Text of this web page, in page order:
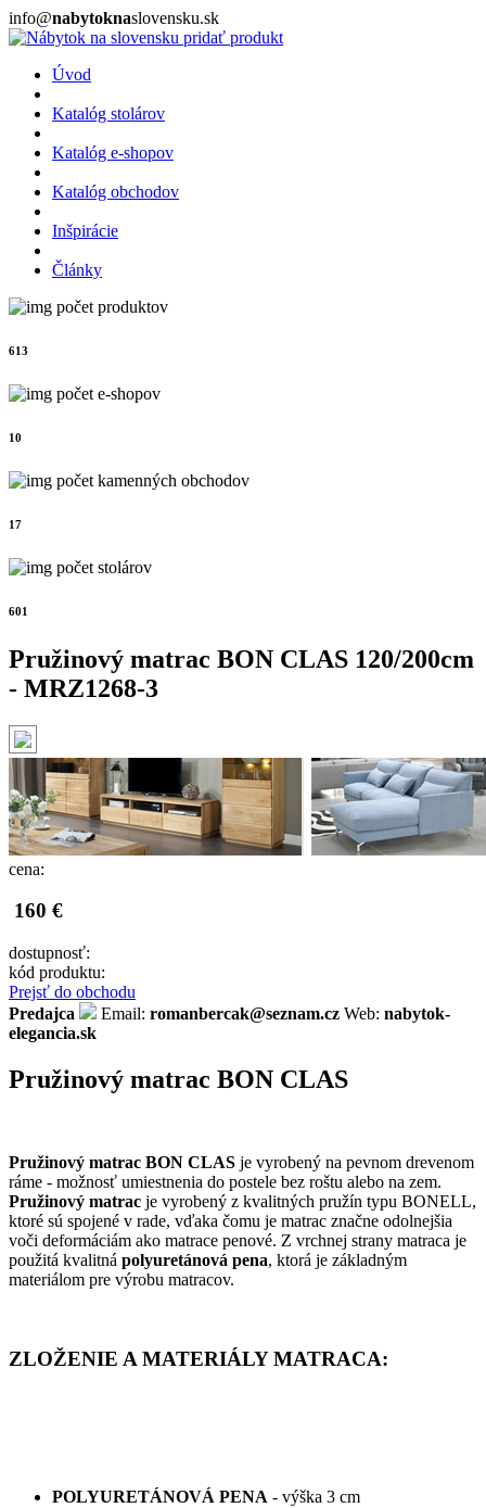
info@nabytoknaslovensku.sk
pridať produkt
Úvod
Katalóg stolárov
Katalóg e-shopov
Katalóg obchodov
Inšpirácie
Články
počet produktov
613
počet e-shopov
10
počet kamenných obchodov
17
počet stolárov
601
Pružinový matrac BON CLAS 120/200cm
- MRZ1268-3
cena:
160 €
dostupnosť:
kód produktu:
Prejsť do obchodu
Predajca
Email: romanbercak@seznam.cz Web: nabytok-
elegancia.sk
Pružinový matrac BON CLAS
Pružinový matrac BON CLAS je vyrobený na pevnom drevenom
ráme - možnosť umiestnenia do postele bez roštu alebo na zem.
Pružinový matrac je vyrobený z kvalitných pružín typu BONELL,
ktoré sú spojené v rade, vďaka čomu je matrac značne odolnejšia
voči deformáciám ako matrace penové. Z vrchnej strany matraca je
použitá kvalitná polyuretánová pena, ktorá je základným
materiálom pre výrobu matracov.
ZLOŽENIE A MATERIÁLY MATRACA:
POLYURETÁNOVÁ PENA - výška 3 cm